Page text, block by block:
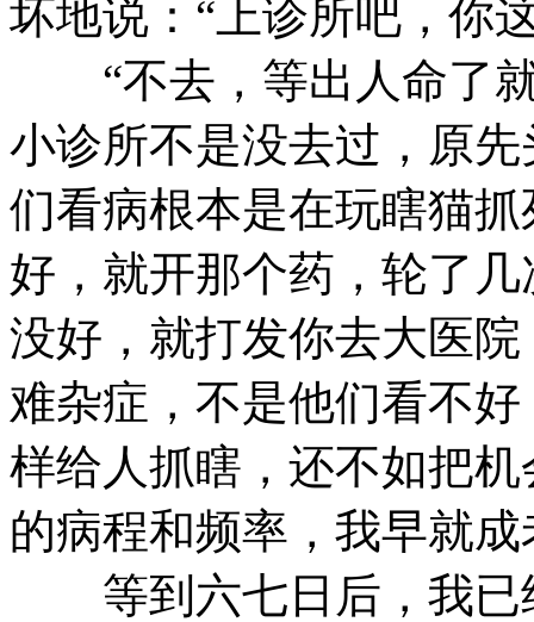
坏地说：“上诊所吧，你
“不去，等出人命了就
小诊所不是没去过，原
们看病根本是在玩瞎猫
好，就开那个药，轮了
没好，就打发你去大医
难杂症，不是他们看不
样给人抓瞎，还不如把
的病程和频率，我早就
等到六七日后，我已